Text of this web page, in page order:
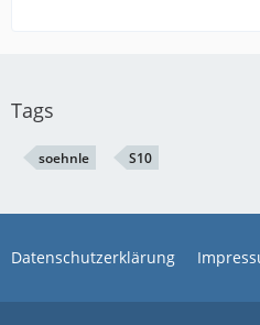
Tags
soehnle S10
Datenschutzerklärung